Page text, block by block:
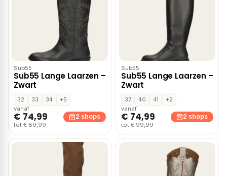
Sub55
Sub55 Lange Laarzen –
Zwart
32 33 34
+5
vanaf
€ 74,99
tot € 89,99
2 shops
Sub55
Sub55 Lange Laarzen –
Zwart
37 40 41
+2
vanaf
€ 74,99
tot € 99,99
2 shops